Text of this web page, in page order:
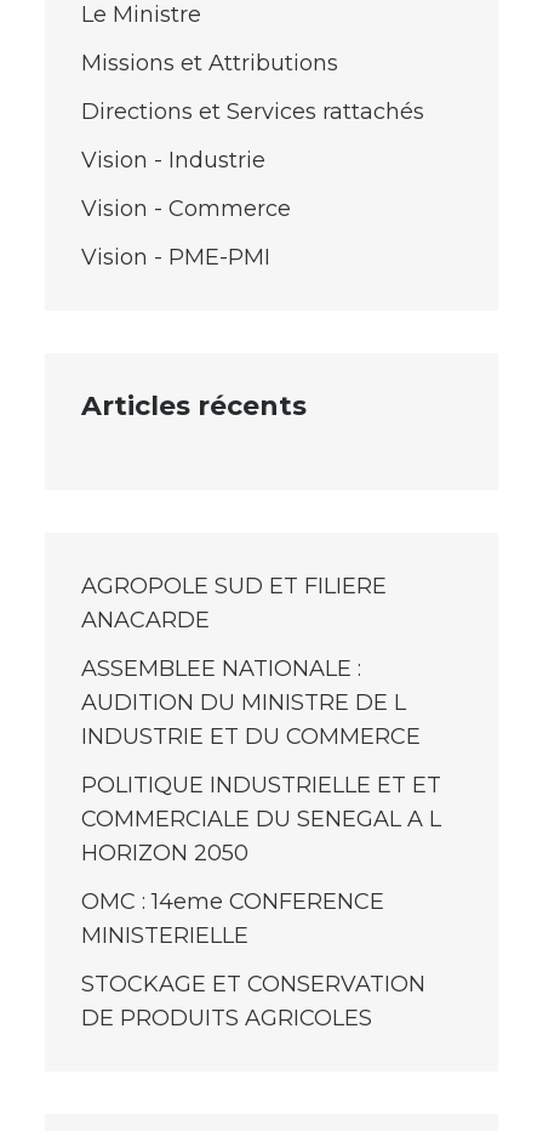
Le Ministre
Missions et Attributions
Directions et Services rattachés
Vision - Industrie
Vision - Commerce
Vision - PME-PMI
Articles récents
AGROPOLE SUD ET FILIERE
ANACARDE
ASSEMBLEE NATIONALE :
AUDITION DU MINISTRE DE L
INDUSTRIE ET DU COMMERCE
POLITIQUE INDUSTRIELLE ET ET
COMMERCIALE DU SENEGAL A L
HORIZON 2050
OMC : 14eme CONFERENCE
MINISTERIELLE
STOCKAGE ET CONSERVATION
DE PRODUITS AGRICOLES